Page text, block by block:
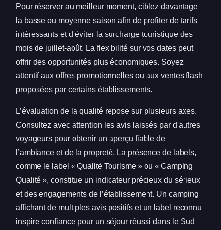
Pour réserver au meilleur moment, ciblez davantage
la basse ou moyenne saison afin de profiter de tarifs
intéressants et d’éviter la surcharge touristique des
mois de juillet-août. La flexibilité sur vos dates peut
offrir des opportunités plus économiques. Soyez
attentif aux offres promotionnelles ou aux ventes flash
proposées par certains établissements.
L’évaluation de la qualité repose sur plusieurs axes.
Consultez avec attention les avis laissés par d'autres
voyageurs pour obtenir un aperçu fiable de
l’ambiance et de la propreté. La présence de labels,
comme le label « Qualité Tourisme » ou « Camping
Qualité », constitue un indicateur précieux du sérieux
et des engagements de l’établissement. Un camping
affichant de multiples avis positifs et un label reconnu
inspire confiance pour un séjour réussi dans le Sud